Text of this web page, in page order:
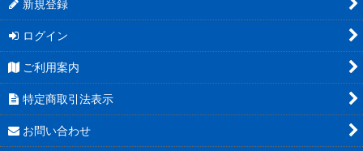
新規登録
ログイン
ご利用案内
特定商取引法表示
お問い合わせ